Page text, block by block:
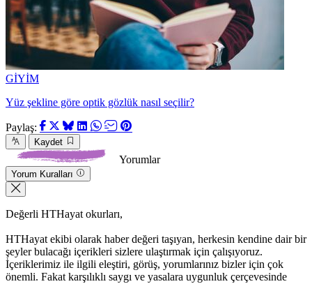
GİYİM
Yüz şekline göre optik gözlük nasıl seçilir?
Paylaş:
Kaydet
Yorumlar
Yorum Kuralları
Değerli HTHayat okurları,
HTHayat ekibi olarak haber değeri taşıyan, herkesin kendine dair bir
şeyler bulacağı içerikleri sizlere ulaştırmak için çalışıyoruz.
İçeriklerimiz ile ilgili eleştiri, görüş, yorumlarınız bizler için çok
önemli. Fakat karşılıklı saygı ve yasalara uygunluk çerçevesinde